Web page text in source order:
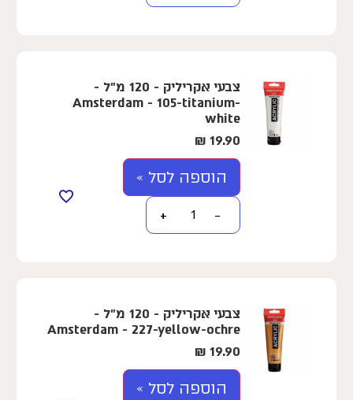
צבעי אקריליק - 120 מ"ל -
Amsterdam - 105-titanium-
white
19.90
₪
הוספה לסל »
−
+
צבעי אקריליק - 120 מ"ל -
Amsterdam - 227-yellow-ochre
19.90
₪
הוספה לסל »